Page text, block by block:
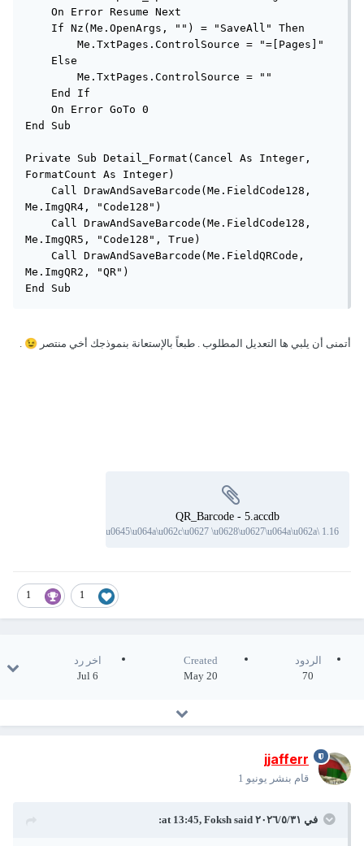
    On Error Resume Next
    If Nz(Me.OpenArgs, "") = "SaveAll" Then
        Me.TxtPages.ControlSource = "=[Pages]"
    Else
        Me.TxtPages.ControlSource = ""
    End If
    On Error GoTo 0
End Sub
Private Sub Detail_Format(Cancel As Integer,
FormatCount As Integer)
    Call DrawAndSaveBarcode(Me.FieldCode128,
Me.ImgQR4, "Code128")
    Call DrawAndSaveBarcode(Me.FieldCode128,
Me.ImgQR5, "Code128", True)
    Call DrawAndSaveBarcode(Me.FieldQRCode,
Me.ImgQR2, "QR")
End Sub
أتمنى أن يلبي ها التعديل المطلوب . طبعاً بالإستعانة بنموذجك أخي منتصر 😉
.
QR_Barcode - 5.accdb
1.16 \u0645\u064a\u062c\u0627 \u0628\u0627\u064a\u062a
·
1
1
الردود
70
Created
May 20
اخر رد
Jul 6
jjafferr
قام بنشر يونيو 1
في ٣١‏/٥‏/٢٠٢٦ at 13:45, Fokshsaid: